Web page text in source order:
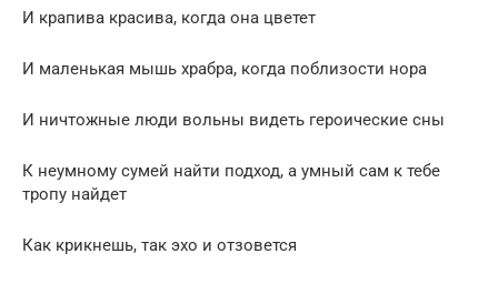
И крапива красива, когда она цветет
И маленькая мышь храбра, когда поблизости нора
И ничтожные люди вольны видеть героические сны
К неумному сумей найти подход, а умный сам к тебе
тропу найдет
Как крикнешь, так эхо и отзовется